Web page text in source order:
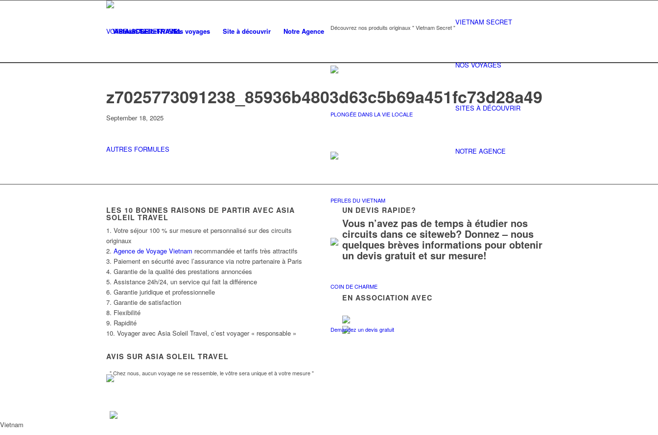
Vietnam Secret Nos voyages Site à découvrir Notre Agence
VIETNAM SECRET
Découvrez nos produits originaux " Vietnam Secret "
PLONGÉE DANS LA VIE LOCALE
PERLES DU VIETNAM
COIN DE CHARME
Demandez un devis gratuit
NOS VOYAGES
" Chez nous, aucun voyage ne se ressemble, le vôtre sera unique et à votre mesure "
SITES À DÉCOUVRIR
NOTRE AGENCE
VOTRE LISTED'ENVIES0
z7025773091238_85936b4803d63c5b69a451fc73d28a49
September 18, 2025
AUTRES FORMULES
LES 10 BONNES RAISONS DE PARTIR AVEC ASIA
SOLEIL TRAVEL
1. Votre séjour 100 % sur mesure et personnalisé sur des circuits
originaux
2. Agence de Voyage Vietnam recommandée et tarifs très attractifs
3. Paiement en sécurité avec l’assurance via notre partenaire à Paris
4. Garantie de la qualité des prestations annoncées
5. Assistance 24h/24, un service qui fait la différence
6. Garantie juridique et professionnelle
7. Garantie de satisfaction
8. Flexibilité
9. Rapidité
10. Voyager avec Asia Soleil Travel, c’est voyager « responsable »
AVIS SUR ASIA SOLEIL TRAVEL
UN DEVIS RAPIDE?
Vous n’avez pas de temps à étudier nos
circuits dans ce siteweb? Donnez – nous
quelques brèves informations pour obtenir
un devis gratuit et sur mesure!
EN ASSOCIATION AVEC
Vietnam